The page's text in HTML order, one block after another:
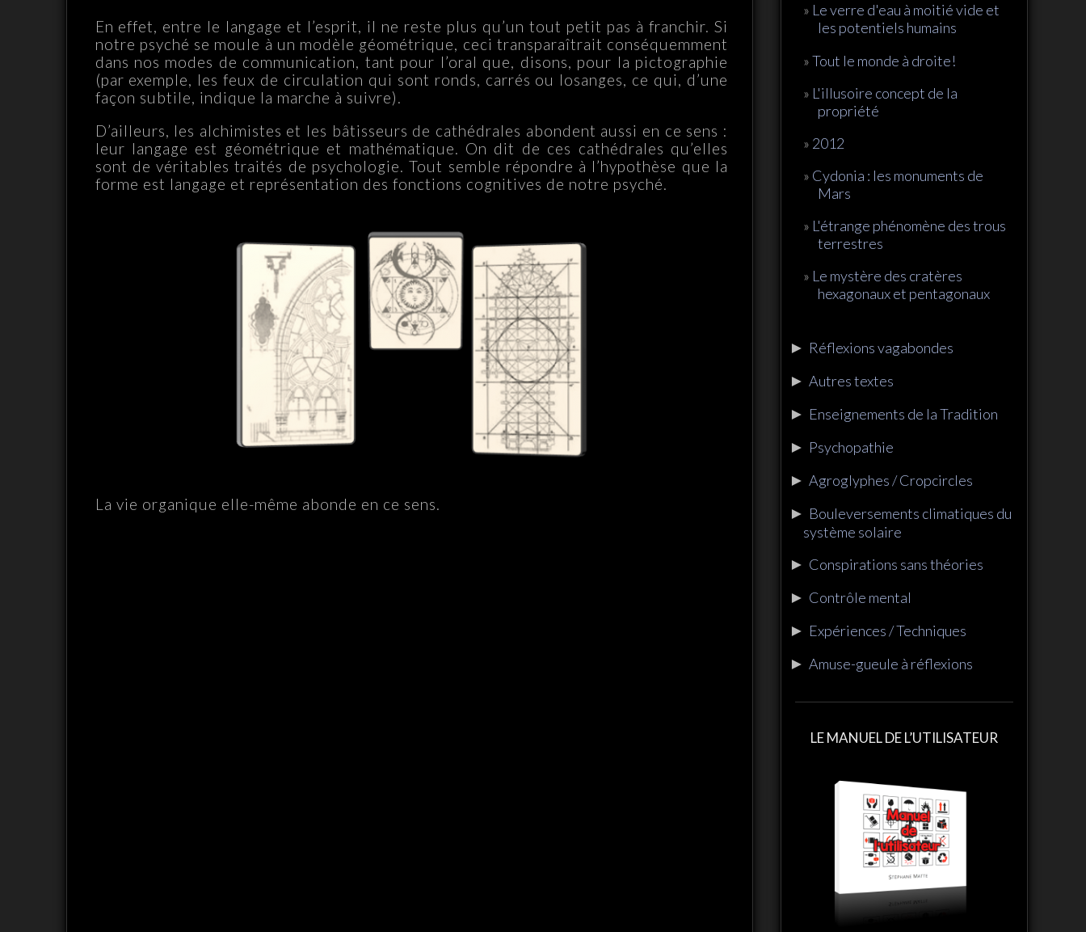
En effet, entre le langage et l’esprit, il ne reste plus qu’un tout petit pas à franchir. Si
notre psyché se moule à un modèle géométrique, ceci transparaîtrait conséquemment
dans nos modes de communication, tant pour l’oral que, disons, pour la pictographie
(par exemple, les feux de circulation qui sont ronds, carrés ou losanges, ce qui, d’une
façon subtile, indique la marche à suivre).
D’ailleurs, les alchimistes et les bâtisseurs de cathédrales abondent aussi en ce sens :
leur langage est géométrique et mathématique. On dit de ces cathédrales qu’elles
sont de véritables traités de psychologie. Tout semble répondre à l’hypothèse que la
forme est langage et représentation des fonctions cognitives de notre psyché.
La vie organique elle-même abonde en ce sens.
Le verre d'eau à moitié vide et
les potentiels humains
Tout le monde à droite!
L'illusoire concept de la
propriété
2012
Cydonia : les monuments de
Mars
L'étrange phénomène des trous
terrestres
Le mystère des cratères
hexagonaux et pentagonaux
► Réflexions vagabondes
► Autres textes
► Enseignements de la Tradition
► Psychopathie
► Agroglyphes / Cropcircles
► Bouleversements climatiques du
système solaire
► Conspirations sans théories
► Contrôle mental
► Expériences / Techniques
► Amuse-gueule à réflexions
LE MANUEL DE L’UTILISATEUR